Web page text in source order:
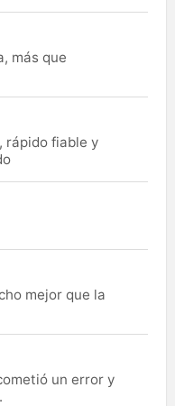
más que
rápido fiable y
mejor que la
un error y